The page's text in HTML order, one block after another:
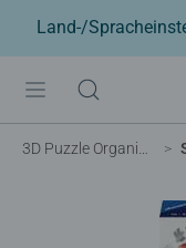
Land-/
3D Puzzle Organizer & Co